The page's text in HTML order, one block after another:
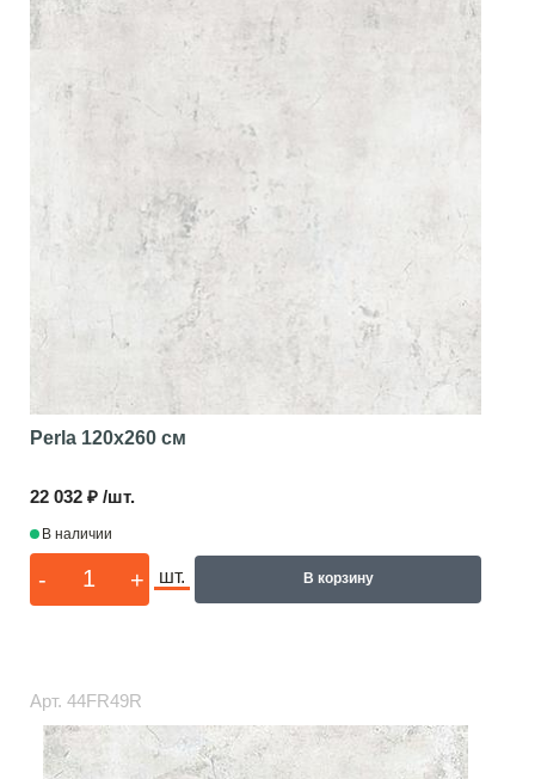
Perla 120x260 см
22 032 ₽ /шт.
В наличии
- + шт. В корзину
Арт. 44FR49R